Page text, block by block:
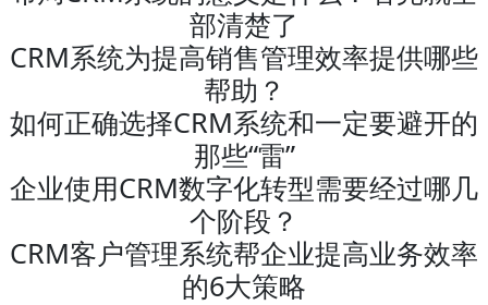
部清楚了
CRM系统为提高销售管理效率提供哪些
帮助？
如何正确选择CRM系统和一定要避开的
那些“雷”
企业使用CRM数字化转型需要经过哪几
个阶段？
CRM客户管理系统帮企业提高业务效率
的6大策略